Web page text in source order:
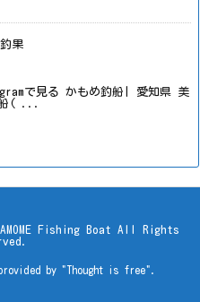
釣果
で見る かもめ釣船| 愛知県 美
船( ...
Fishing Boat All Rights
by " Thought is free".